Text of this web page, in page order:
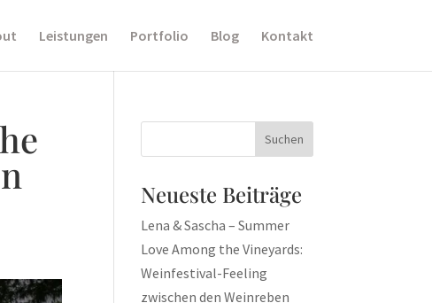
Leistungen Portfolio Blog Kontakt
Neueste Beiträge
Lena & Sascha – Summer
Love Among the Vineyards:
Weinfestival-Feeling
zwischen den Weinreben